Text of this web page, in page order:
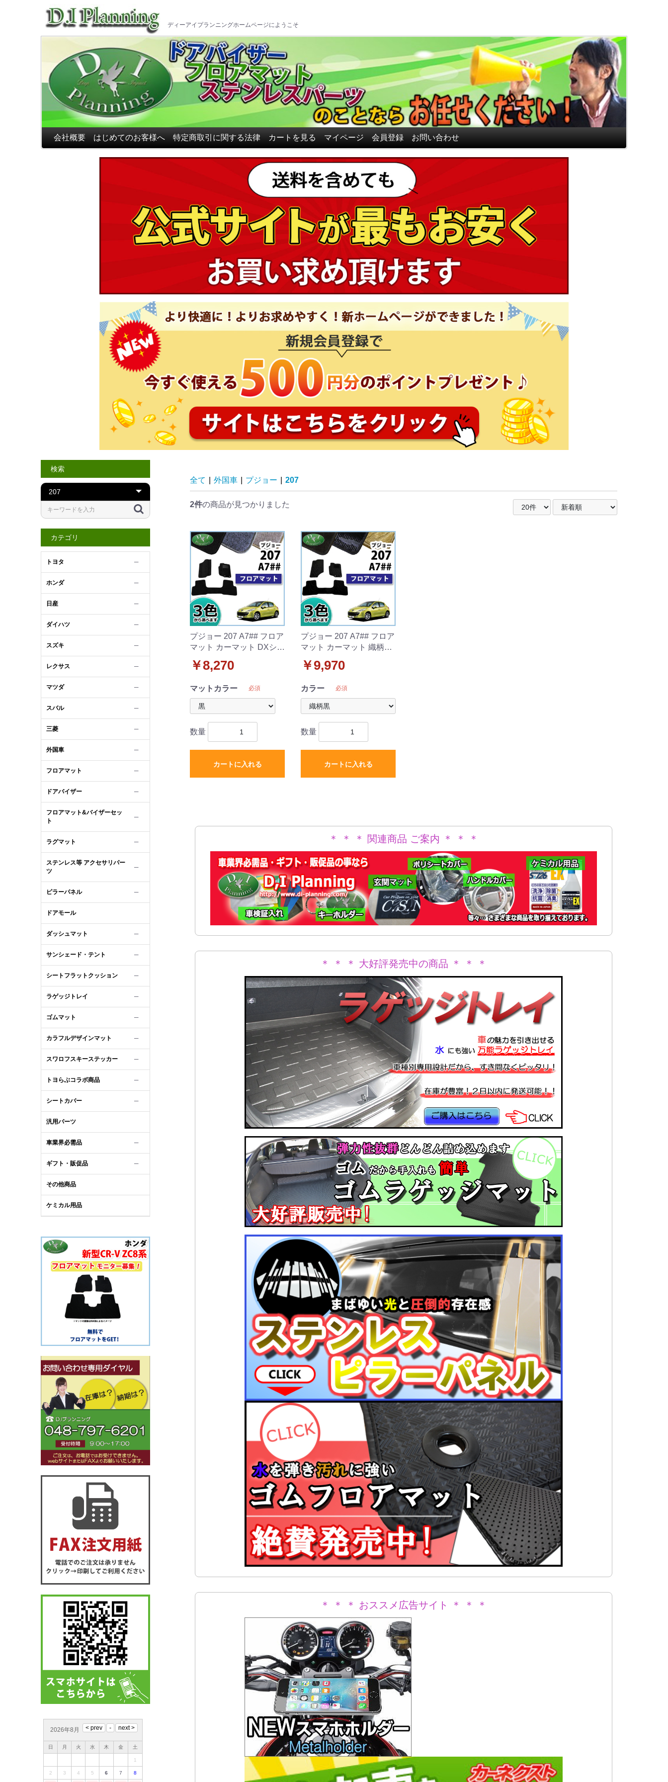
ディーアイプランニングホームページにようこそ
会社概要 はじめてのお客様へ 特定商取引に関する法律 カートを見る マイページ 会員登録 お問い合わせ
検索
カテゴリ
トヨタ ─
ホンダ ─
日産 ─
ダイハツ ─
スズキ ─
レクサス ─
マツダ ─
スバル ─
三菱 ─
外国車 ─
フロアマット ─
ドアバイザー ─
フロアマット&バイザーセッ
ト
─
ラグマット ─
ステンレス等 アクセサリパー
ツ
─
ピラーパネル ─
ドアモール
ダッシュマット ─
サンシェード・テント ─
シートフラットクッション ─
ラゲッジトレイ ─
ゴムマット ─
カラフルデザインマット ─
スワロフスキーステッカー ─
トヨらぶコラボ商品 ─
シートカバー ─
汎用パーツ
車業界必需品 ─
ギフト・販促品 ─
その他商品
ケミカル用品
2026年8月
日 月 火 水 木 金 土
1
2 3 4 5 6 7 8
全て 外国車 プジョー 207
2件の商品が見つかりました
プジョー 207 A7## フロア
マット カーマット DXシリ
￥8,270
マットカラー 必須
数量
カートに入れる
プジョー 207 A7## フロア
マット カーマット 織柄シ
￥9,970
カラー 必須
数量
カートに入れる
＊ ＊ ＊ 関連商品 ご案内 ＊ ＊ ＊
＊ ＊ ＊ 大好評発売中の商品 ＊ ＊ ＊
＊ ＊ ＊ おススメ広告サイト ＊ ＊ ＊